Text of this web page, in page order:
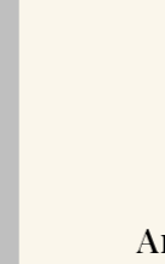
Vi söker två